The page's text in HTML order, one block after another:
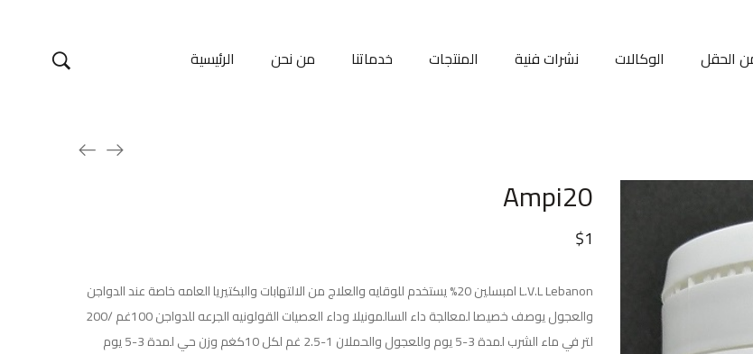
الرئيسية من نحن خدماتنا المنتجات نشرات فنية الوكالات الحقل
Ampi20
$1
L.V.L Lebanon امبسلين 20% يستخدم للوقايه والعلاج من الالتهابات والبكتيريا العامه خاصة عند الدواجن
والعجول يوصف خصيصا لمعالجة داء السالمونيلا وداء العصيات القولونيه الجرعه للدواجن 100غم /200
لتر في ماء الشرب لمدة 3-5 يوم وللعجول والحملان 1-2.5 غم لكل 10كغم وزن حي لمدة 3-5 يوم